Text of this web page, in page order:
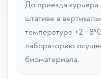
До приезда
штативе в
температуре +2
лабораторию
биоматериала.